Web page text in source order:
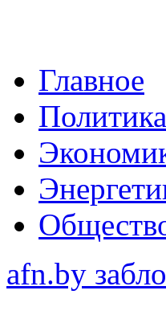
Главное
Политика
afn.by